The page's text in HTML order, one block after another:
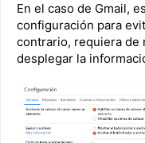
En el caso de Gmail,
configuración para
contrario, requiera de
desplegar la